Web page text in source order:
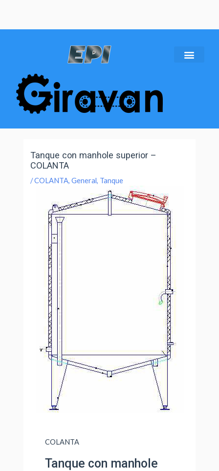
Tanque con manhole superior –
COLANTA
/COLANTA,General, Tanque
COLANTA
Tanque con manhole